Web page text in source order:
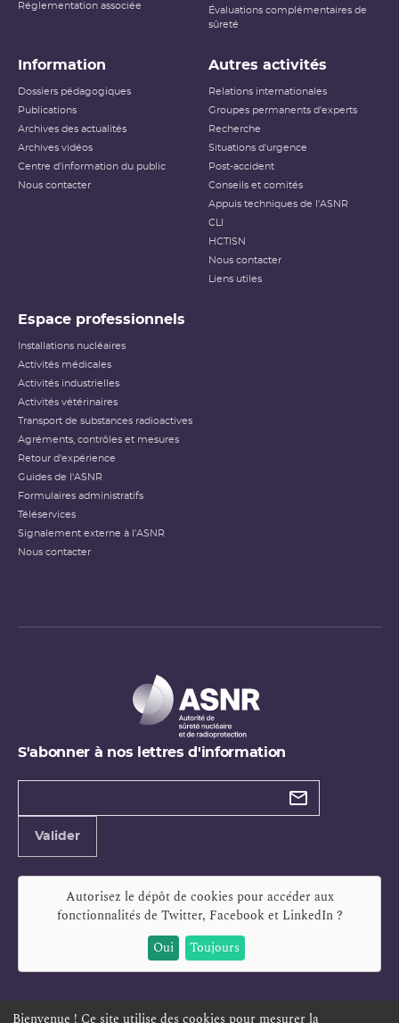
Réglementation associée
Évaluations complémentaires de
sûreté
Information
Dossiers pédagogiques
Publications
Archives des actualités
Archives vidéos
Centre d'information du public
Nous contacter
Autres activités
Relations internationales
Groupes permanents d'experts
Recherche
Situations d'urgence
Post-accident
Conseils et comités
Appuis techniques de l'ASNR
CLI
HCTISN
Nous contacter
Liens utiles
Espace professionnels
Installations nucléaires
Activités médicales
Activités industrielles
Activités vétérinaires
Transport de substances radioactives
Agréments, contrôles et mesures
Retour d'expérience
Guides de l'ASNR
Formulaires administratifs
Téléservices
Signalement externe à l'ASNR
Nous contacter
S'abonner à nos lettres d'information
Types de
Valider
Autorisez le dépôt de cookies pour accéder aux
fonctionnalités de Twitter, Facebook et LinkedIn?
Oui
Toujours
Bienvenue ! Ce site utilise des cookies pour mesurer la